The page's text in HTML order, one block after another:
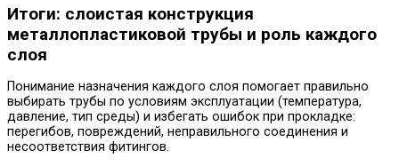
Итоги: слоистая конструкция
металлопластиковой трубы и роль каждого
слоя
Понимание назначения каждого слоя помогает правильно
выбирать трубы по условиям эксплуатации (температура,
давление, тип среды) и избегать ошибок при прокладке:
перегибов, повреждений, неправильного соединения и
несоответствия фитингов.